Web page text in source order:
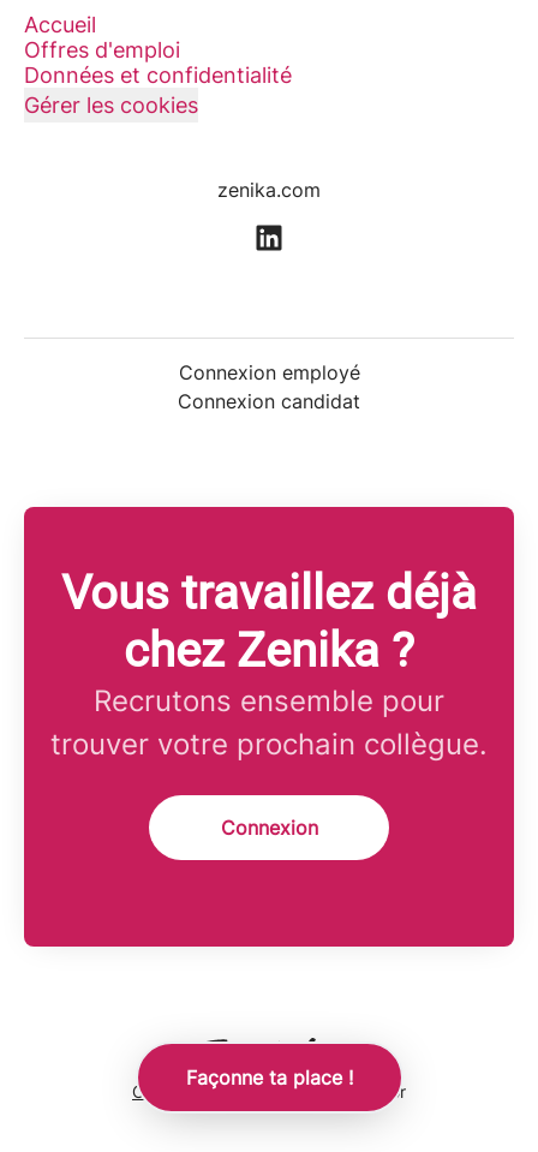
Façonne ta place !
Accueil
Offres d'emploi
Données et confidentialité
Gérer les cookies
zenika.com
Connexion employé
Connexion candidat
Vous travaillez déjà
chez Zenika ?
Recrutons ensemble pour
trouver votre prochain collègue.
Connexion
Outil de recrutement de Teamtailor